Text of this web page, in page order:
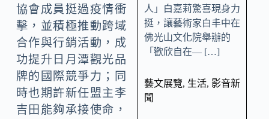
協會成員挺過疫情衝
擊，並積極推動跨域
合作與行銷活動，成
功提升日月潭觀光品
牌的國際競爭力；同
時也期許新任盟主李
吉田能夠承接使命，
人」白嘉莉驚喜現身力
挺，讓藝術家白丰中在
佛光山文化院舉辦的
「歡欣自在— […]
藝文展覽, 生活, 影音新
聞